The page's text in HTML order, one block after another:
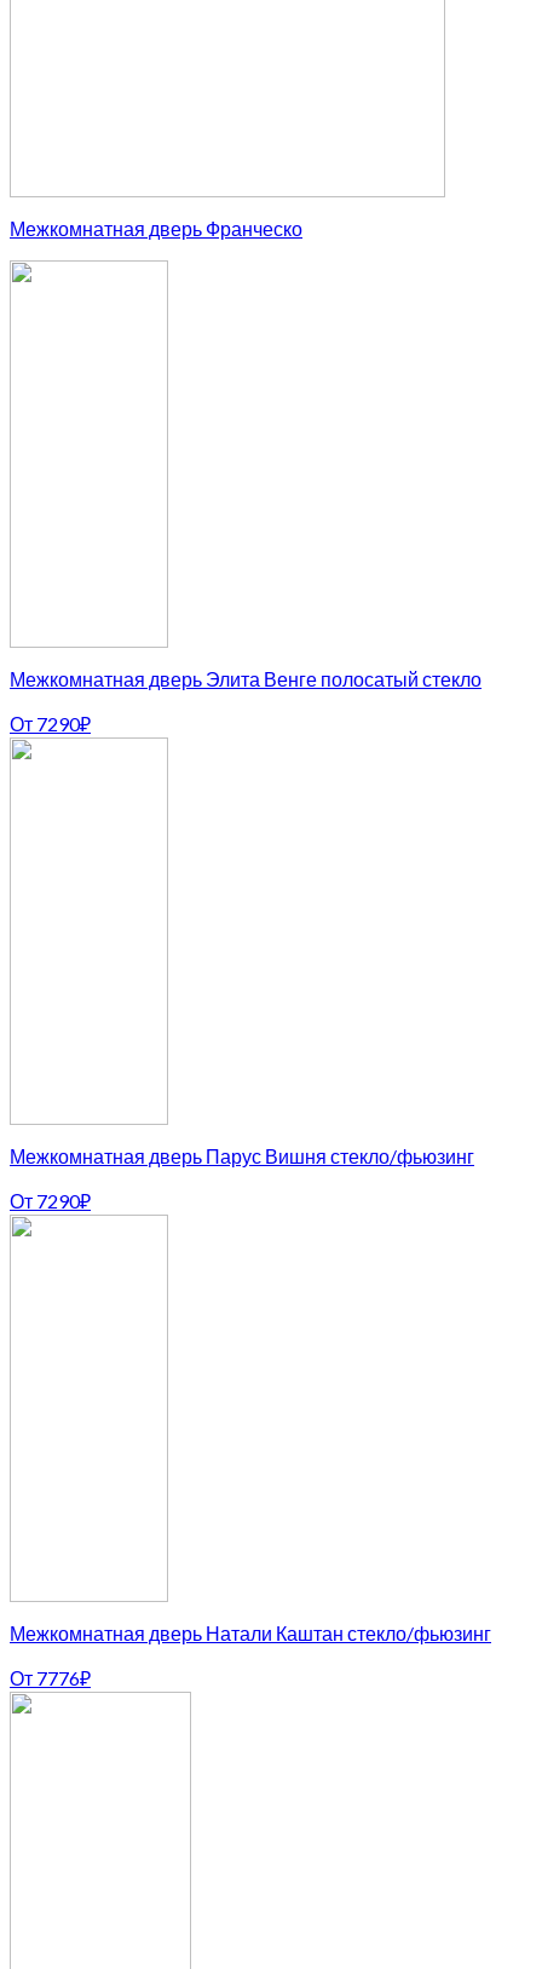
Межкомнатная дверь Франческо
Межкомнатная дверь Элита Венге полосатый стекло
От 7290₽
Межкомнатная дверь Парус Вишня стекло/фьюзинг
От 7290₽
Межкомнатная дверь Натали Каштан стекло/фьюзинг
От 7776₽